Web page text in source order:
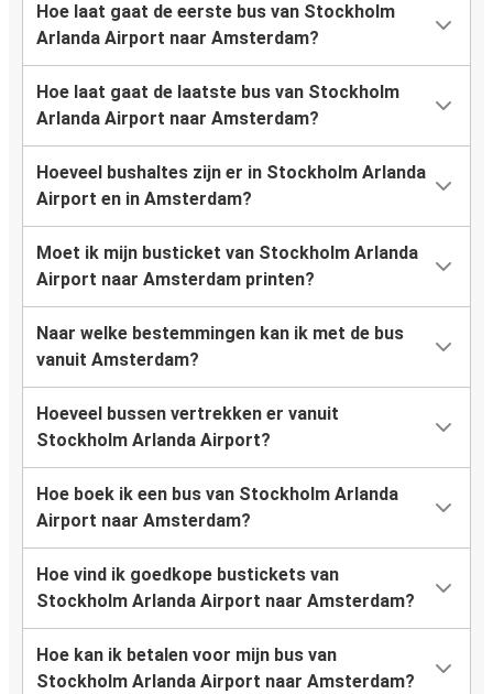
Hoe laat gaat de eerste bus van Stockholm
Arlanda Airport naar Amsterdam?
Hoe laat gaat de laatste bus van Stockholm
Arlanda Airport naar Amsterdam?
Hoeveel bushaltes zijn er in Stockholm Arlanda
Airport en in Amsterdam?
Moet ik mijn busticket van Stockholm Arlanda
Airport naar Amsterdam printen?
Naar welke bestemmingen kan ik met de bus
vanuit Amsterdam?
Hoeveel bussen vertrekken er vanuit
Stockholm Arlanda Airport?
Hoe boek ik een bus van Stockholm Arlanda
Airport naar Amsterdam?
Hoe vind ik goedkope bustickets van
Stockholm Arlanda Airport naar Amsterdam?
Hoe kan ik betalen voor mijn bus van
Stockholm Arlanda Airport naar Amsterdam?